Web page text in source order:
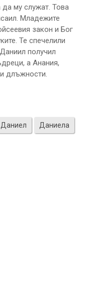
да му служат. Това
Младежите
закон и Бог
Те спечелили
получил
а Анания,
длъжности.
Даниел Даниела